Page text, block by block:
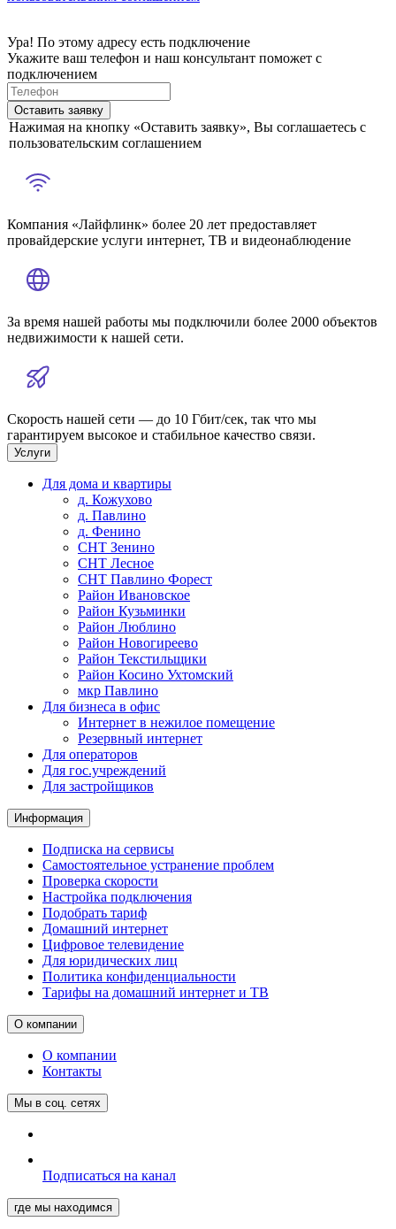
Ура! По этому адресу есть подключение
Укажите ваш телефон и наш консультант поможет с
подключением
Оставить заявку
Нажимая на кнопку «Оставить заявку», Вы соглашаетесь с
пользовательским соглашением
Компания «Лайфлинк» более 20 лет предоставляет
провайдерские услуги интернет, ТВ и видеонаблюдение
За время нашей работы мы подключили более 2000 объектов
недвижимости к нашей сети.
Скорость нашей сети — до 10 Гбит/сек, так что мы
гарантируем высокое и стабильное качество связи.
Услуги
Для дома и квартиры
д. Кожухово
д. Павлино
д. Фенино
СНТ Зенино
СНТ Лесное
СНТ Павлино Форест
Район Ивановское
Район Кузьминки
Район Люблино
Район Новогиреево
Район Текстильщики
Район Косино Ухтомский
мкр Павлино
Для бизнеса в офис
Интернет в нежилое помещение
Резервный интернет
Для операторов
Для гос.учреждений
Для застройщиков
Информация
Подписка на сервисы
Самостоятельное устранение проблем
Проверка скорости
Настройка подключения
Подобрать тариф
Домашний интернет
Цифровое телевидение
Для юридических лиц
Политика конфиденциальности
Тарифы на домашний интернет и ТВ
О компании
О компании
Контакты
Мы в соц. сетях
Подписаться на канал
где мы находимся